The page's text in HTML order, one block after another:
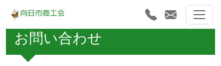
お問い合わせ